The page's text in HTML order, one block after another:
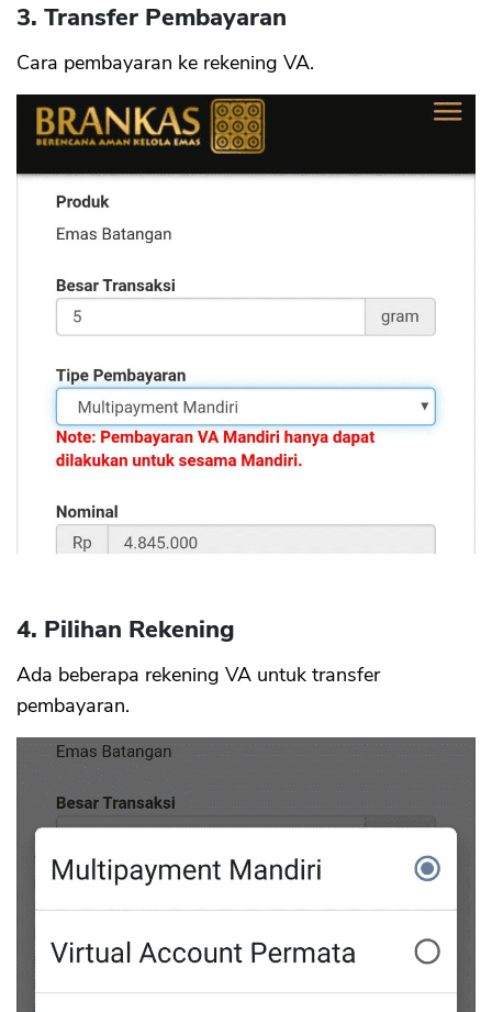
3. Transfer Pembayaran
Cara pembayaran ke rekening VA.
4. Pilihan Rekening
Ada beberapa rekening VA untuk transfer
pembayaran.